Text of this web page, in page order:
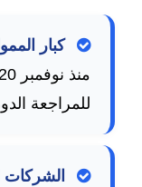
كبار
للمراجعة